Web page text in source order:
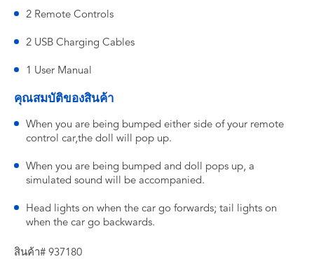
2 Remote Controls
2 USB Charging Cables
1 User Manual
คุณสมบัติของสินค้า
When you are being bumped either side of your remote
control car,the doll will pop up.
When you are being bumped and doll pops up, a
simulated sound will be accompanied.
Head lights on when the car go forwards; tail lights on
when the car go backwards.
สินค้า# 937180